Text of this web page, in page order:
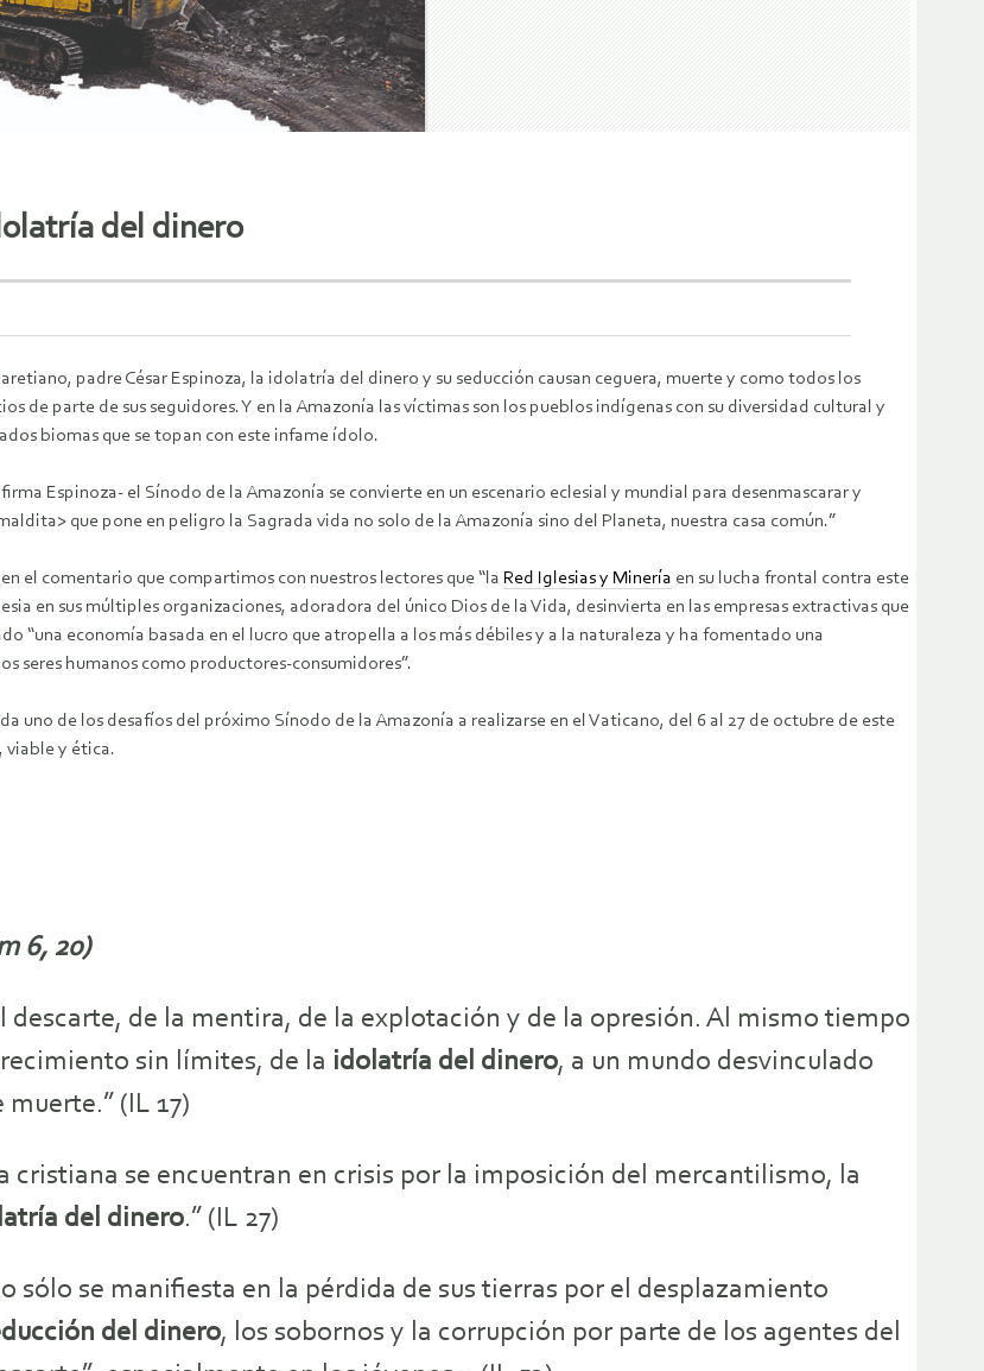
del dinero
padre César Espinoza, la idolatría del dinero y su seducción causan ceguera, muerte y como todos los
de parte de sus seguidores. Y en la Amazonía las víctimas son los pueblos indígenas con su diversidad cultural y
biomas que se topan con este infame ídolo.
Espinoza- el Sínodo de la Amazonía se convierte en un escenario eclesial y mundial para desenmascarar y
que pone en peligro la Sagrada vida no solo de la Amazonía sino del Planeta, nuestra casa común.”
el comentario que compartimos con nuestros lectores que “la Red Iglesias y Minería en su lucha frontal contra este
en sus múltiples organizaciones, adoradora del único Dios de la Vida, desinvierta en las empresas extractivas que
“una economía basada en el lucro que atropella a los más débiles y a la naturaleza y ha fomentado una
seres humanos como productores-consumidores”.
uno de los desafíos del próximo Sínodo de la Amazonía a realizarse en el Vaticano, del 6 al 27 de octubre de este
viable y ética.
6, 20)
descarte, de la mentira, de la explotación y de la opresión. Al mismo tiempo
sin límites, de la idolatría del dinero, a un mundo desvinculado
(IL 17)
cristiana se encuentran en crisis por la imposición del mercantilismo, la
del dinero.” (IL 27)
sólo se manifiesta en la pérdida de sus tierras por el desplazamiento
del dinero, los sobornos y la corrupción por parte de los agentes del